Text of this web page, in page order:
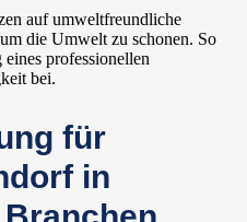
auf umweltfreundliche
die Umwelt zu schonen. So
professionellen
bei.
für
in